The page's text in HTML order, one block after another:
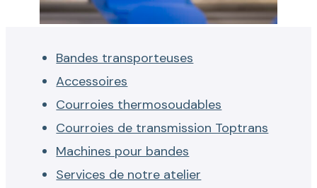
Bandes transporteuses
Accessoires
Courroies thermosoudables
Courroies de transmission Toptrans
Machines pour bandes
Services de notre atelier